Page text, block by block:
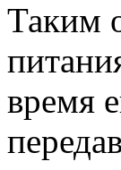
Таким
время